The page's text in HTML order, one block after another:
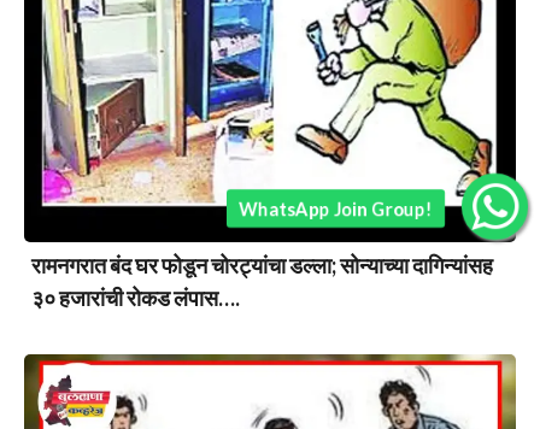
रामनगरात बंद घर फोडून चोरट्यांचा डल्ला; सोन्याच्या दागिन्यांसह
३० हजारांची रोकड लंपास….
WhatsApp Join Group!